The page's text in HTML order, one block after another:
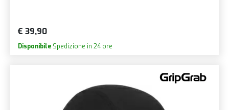
€ 39,90
Disponibile Spedizione in 24 ore